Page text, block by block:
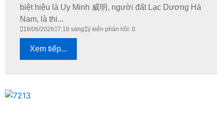
biệt hiệu là Uy Minh 威明, người đất Lạc Dương Hà
Nam, là thi...
18/06/2026 7:18 sáng ý kiến phản hồi: 0
Xem tiếp...